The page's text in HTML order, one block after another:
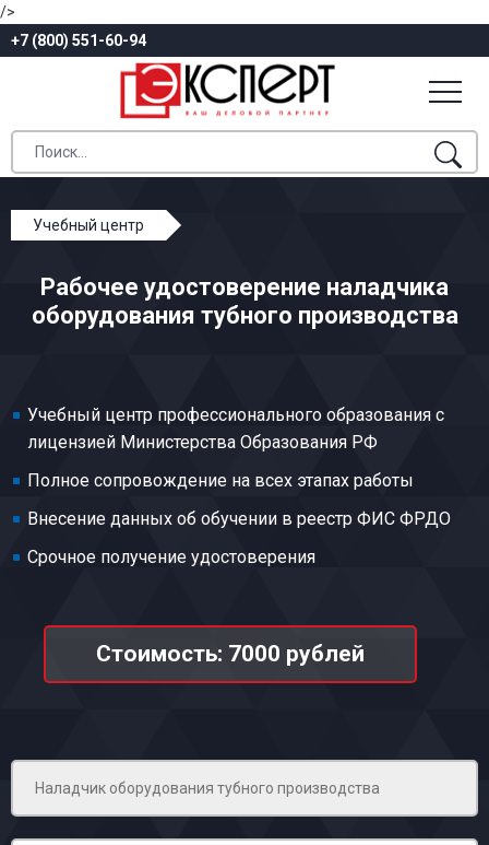
/>
+7 (800) 551-60-94
Учебный центр
Жестяно-баночное и тубное производство
Наладчик оборудования тубного производства
Рабочее удостоверение наладчика
оборудования тубного производства
Учебный центр профессионального образования с
лицензией Министерства Образования РФ
Полное сопровождение на всех этапах работы
Внесение данных об обучении в реестр ФИС ФРДО
Срочное получение удостоверения
Стоимость: 7000 рублей